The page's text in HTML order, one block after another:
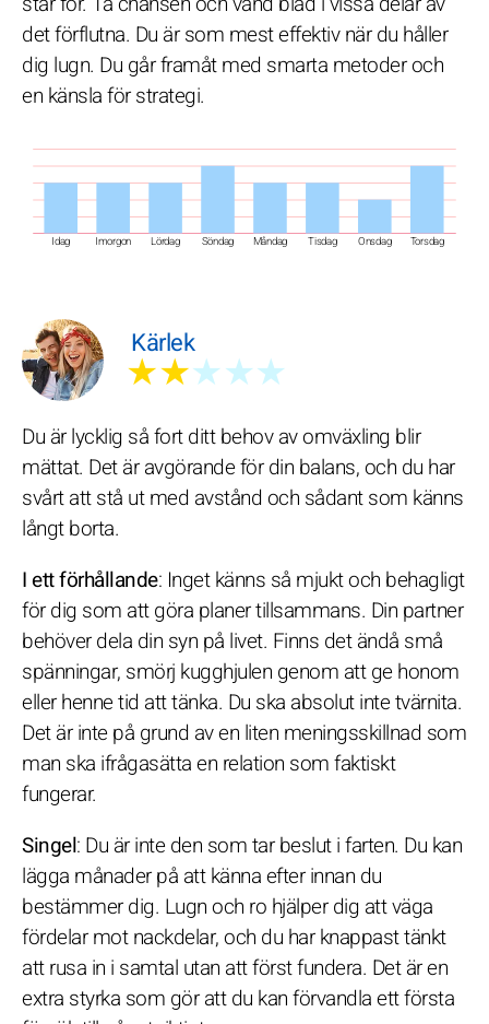
Idag Imorgon Lördag Söndag Måndag Tisdag Onsdag Torsdag
det förflutna. Du är som mest effektiv när du håller
dig lugn. Du går framåt med smarta metoder och
en känsla för strategi.
Kärlek
★★★★★
Du är lycklig så fort ditt behov av omväxling blir
mättat. Det är avgörande för din balans, och du har
svårt att stå ut med avstånd och sådant som känns
långt borta.
I ett förhållande: Inget känns så mjukt och behagligt
för dig som att göra planer tillsammans. Din partner
behöver dela din syn på livet. Finns det ändå små
spänningar, smörj kugghjulen genom att ge honom
eller henne tid att tänka. Du ska absolut inte tvärnita.
Det är inte på grund av en liten meningsskillnad som
man ska ifrågasätta en relation som faktiskt
fungerar.
Singel: Du är inte den som tar beslut i farten. Du kan
lägga månader på att känna efter innan du
bestämmer dig. Lugn och ro hjälper dig att väga
fördelar mot nackdelar, och du har knappast tänkt
att rusa in i samtal utan att först fundera. Det är en
extra styrka som gör att du kan förvandla ett första